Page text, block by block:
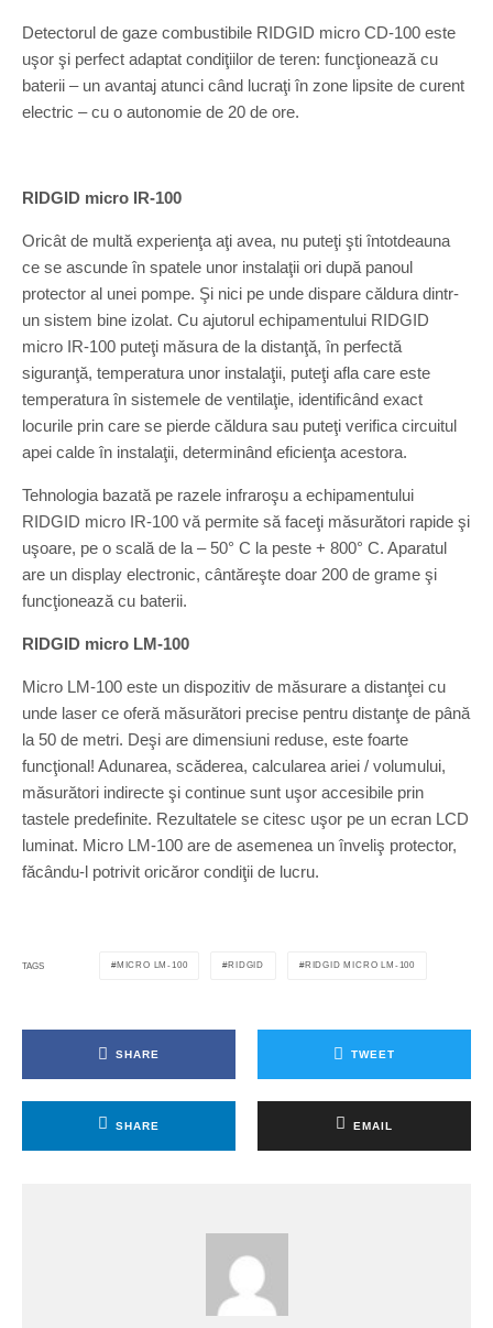
Detectorul de gaze combustibile RIDGID micro CD-100 este
uşor şi perfect adaptat condiţiilor de teren: funcţionează cu
baterii – un avantaj atunci când lucraţi în zone lipsite de curent
electric – cu o autonomie de 20 de ore.
RIDGID micro IR-100
Oricât de multă experienţa aţi avea, nu puteţi şti întotdeauna
ce se ascunde în spatele unor instalaţii ori după panoul
protector al unei pompe. Şi nici pe unde dispare căldura dintr-
un sistem bine izolat. Cu ajutorul echipamentului RIDGID
micro IR-100 puteţi măsura de la distanţă, în perfectă
siguranţă, temperatura unor instalaţii, puteţi afla care este
temperatura în sistemele de ventilaţie, identificând exact
locurile prin care se pierde căldura sau puteţi verifica circuitul
apei calde în instalaţii, determinând eficienţa acestora.
Tehnologia bazată pe razele infraroşu a echipamentului
RIDGID micro IR-100 vă permite să faceţi măsurători rapide şi
uşoare, pe o scală de la – 50° C la peste + 800° C. Aparatul
are un display electronic, cântăreşte doar 200 de grame şi
funcţionează cu baterii.
RIDGID micro LM-100
Micro LM-100 este un dispozitiv de măsurare a distanţei cu
unde laser ce oferă măsurători precise pentru distanţe de până
la 50 de metri. Deşi are dimensiuni reduse, este foarte
funcţional! Adunarea, scăderea, calcularea ariei / volumului,
măsurători indirecte şi continue sunt uşor accesibile prin
tastele predefinite. Rezultatele se citesc uşor pe un ecran LCD
luminat. Micro LM-100 are de asemenea un înveliş protector,
făcându-l potrivit oricăror condiţii de lucru.
TAGS MICRO LM-100 RIDGID RIDGID MICRO LM-100
SHARE TWEET
SHARE EMAIL